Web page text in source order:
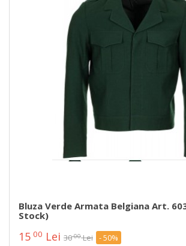
Bluza Verde Armata Belgiana Art.
Stock)
15 00 Lei 3000 Lei - 50%